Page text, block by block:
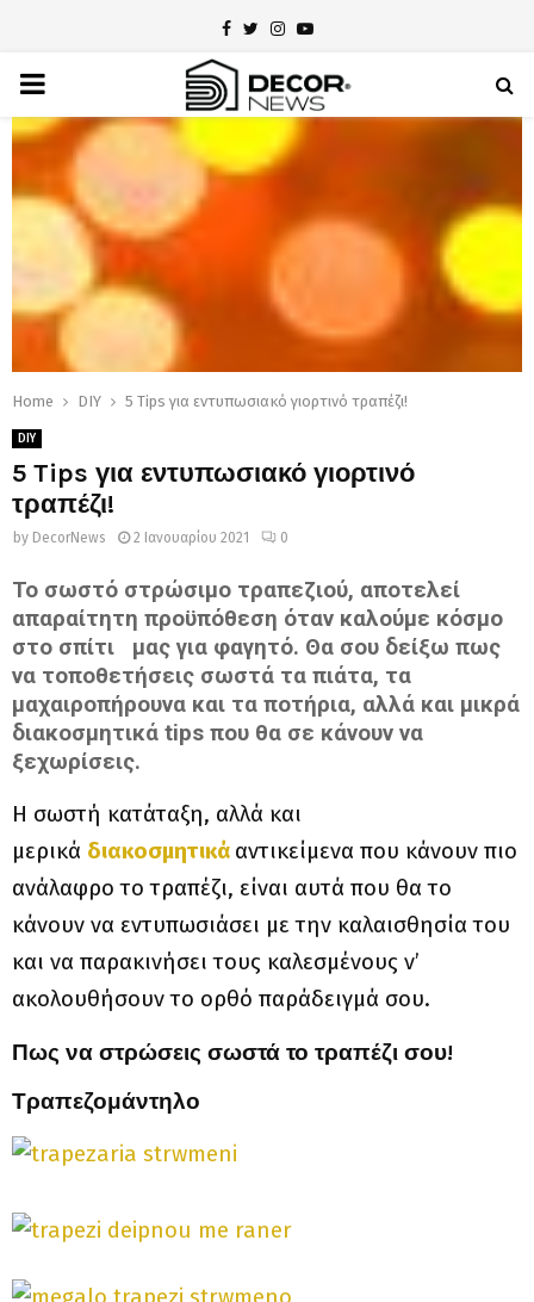
Facebook
TwitterInstagram
Youtube
PRIMARY
MENU
Home DIY 5 Tips για εντυπωσιακό γιορτινό τραπέζι!
DIY
5 Tips για εντυπωσιακό γιορτινό
τραπέζι!
by DecorNews 2 Ιανουαρίου 2021 0
Το σωστό στρώσιμο τραπεζιού, αποτελεί
απαραίτητη προϋπόθεση όταν καλούμε κόσμο
στο σπίτι μας για φαγητό. Θα σου δείξω πως
να τοποθετήσεις σωστά τα πιάτα, τα
μαχαιροπήρουνα και τα ποτήρια, αλλά και μικρά
διακοσμητικά tips που θα σε κάνουν να
ξεχωρίσεις.
Η σωστή κατάταξη, αλλά και
μερικά διακοσμητικά αντικείμενα που κάνουν πιο
ανάλαφρο το τραπέζι, είναι αυτά που θα το
κάνουν να εντυπωσιάσει με την καλαισθησία του
και να παρακινήσει τους καλεσμένους ν’
ακολουθήσουν το ορθό παράδειγμά σου.
Πως να στρώσεις σωστά το τραπέζι σου!
Τραπεζομάντηλο